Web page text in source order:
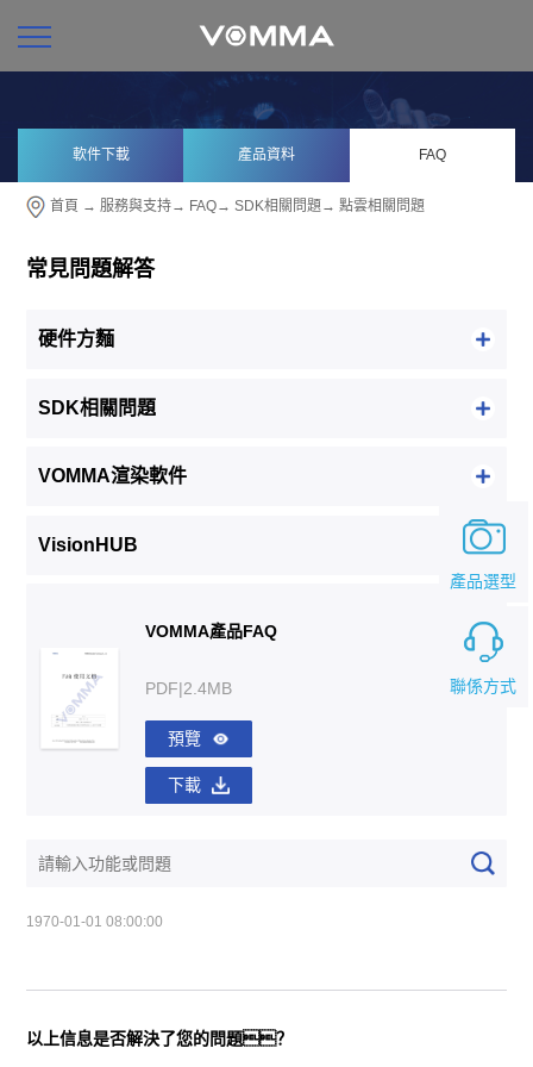
軟件下載 產品資料 FAQ
首頁 →服務與支持→ FAQ→SDK相關問題 →點雲相關問題
常見問題解答
硬件方麵
SDK相關問題
VOMMA渲染軟件
VisionHUB
VOMMA產品FAQ
PDF|2.4MB
預覽
下載
1970-01-01 08:00:00
以上信息是否解決了您的問題？
聯係方式
產品選型